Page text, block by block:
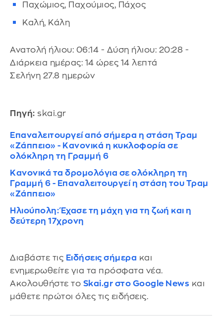
Παχώμιος, Παχούμιος, Πάχος
Καλή, Κάλη
Ανατολή ήλιου: 06:14 - Δύση ήλιου: 20:28 -
Διάρκεια ημέρας: 14 ώρες 14 λεπτά
Σελήνη 27.8 ημερών
Πηγή: skai.gr
Επαναλειτουργεί από σήμερα η στάση Τραμ
«Ζάππειο» - Κανονικά η κυκλοφορία σε
ολόκληρη τη Γραμμή 6
Κανονικά τα δρομολόγια σε ολόκληρη τη
Γραμμή 6 - Επαναλειτουργεί η στάση του Τραμ
«Ζάππειο»
Ηλιούπολη: Έχασε τη μάχη για τη ζωή και η
δεύτερη 17χρονη
Διαβάστε τις Ειδήσεις σήμερα και
ενημερωθείτε για τα πρόσφατα νέα.
Ακολουθήστε το Skai.gr στο Google News και
μάθετε πρώτοι όλες τις ειδήσεις.